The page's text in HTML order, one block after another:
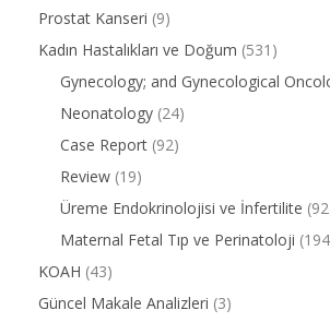
Prostat Kanseri (9)
Kadın Hastalıkları ve Doğum (531)
Gynecology; and Gynecological
Neonatology (24)
Case Report (92)
Review (19)
Üreme Endokrinolojisi ve İnfertilite
Maternal Fetal Tıp ve Perinatoloji
KOAH (43)
Güncel Makale Analizleri (3)